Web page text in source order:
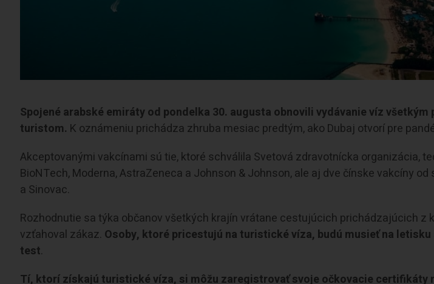
Spojené arabské emiráty od pondelka 30. augusta obnovili vydávanie víz všetkým
turistom. K oznámeniu prichádza zhruba mesiac predtým, ako Dubaj otvorí pre
Akceptovanými vakcínami sú tie, ktoré schválila Svetová zdravotnícka organizácia,
BioNTech, Moderna, AstraZeneca a Johnson & Johnson, ale aj dve čínske vakcíny
a Sinovac.
Rozhodnutie sa týka občanov všetkých krajín vrátane cestujúcich prichádzajúcich z
vzťahoval zákaz. Osoby, ktoré pricestujú na turistické víza, budú musieť na letisku
test.
Tí, ktorí získajú turistické víza, si môžu zaregistrovať svoje očkovacie certifikáty